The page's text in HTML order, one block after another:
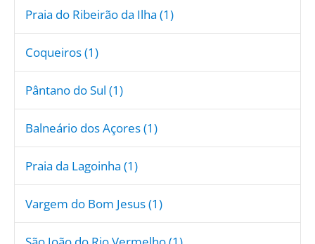
Praia do Ribeirão da Ilha (1)
Coqueiros (1)
Pântano do Sul (1)
Balneário dos Açores (1)
Praia da Lagoinha (1)
Vargem do Bom Jesus (1)